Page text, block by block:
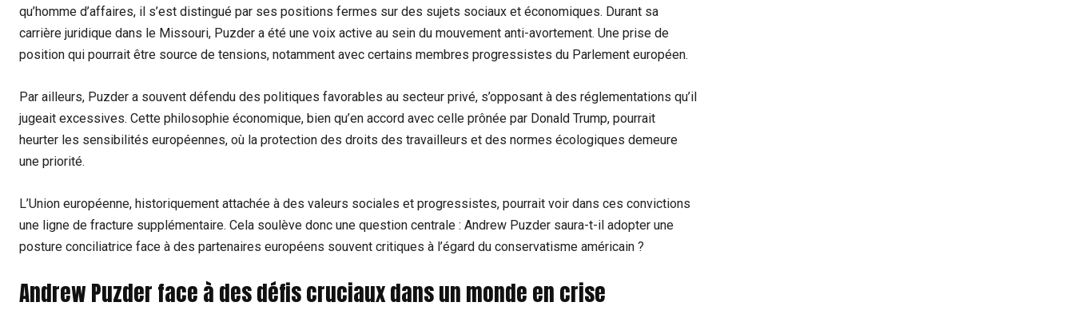
qu’homme d’affaires, il s’est distingué par ses positions fermes sur des sujets sociaux et économiques. Durant sa
carrière juridique dans le Missouri, Puzder a été une voix active au sein du mouvement anti-avortement. Une prise de
position qui pourrait être source de tensions, notamment avec certains membres progressistes du Parlement européen.
Par ailleurs, Puzder a souvent défendu des politiques favorables au secteur privé, s’opposant à des réglementations qu’il
jugeait excessives. Cette philosophie économique, bien qu’en accord avec celle prônée par Donald Trump, pourrait
heurter les sensibilités européennes, où la protection des droits des travailleurs et des normes écologiques demeure
une priorité.
L’Union européenne, historiquement attachée à des valeurs sociales et progressistes, pourrait voir dans ces convictions
une ligne de fracture supplémentaire. Cela soulève donc une question centrale : Andrew Puzder saura-t-il adopter une
posture conciliatrice face à des partenaires européens souvent critiques à l’égard du conservatisme américain ?
Andrew Puzder face à des défis cruciaux dans un monde en crise